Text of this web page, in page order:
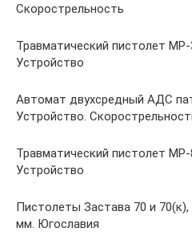
Скорострельность
Травматический пистолет
Устройство
Автомат двухсредный АДС
Устройство.
Травматический пистолет
Устройство
Пистолеты Застава 70 и 70(к),
мм. Югославия